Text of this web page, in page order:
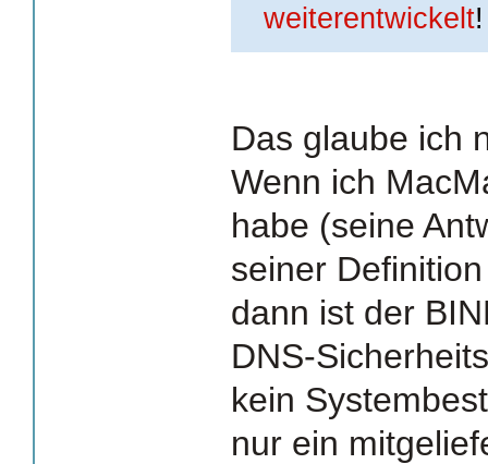
weiterentwickelt!
Das glaube ich
Wenn ich
habe (seine
seiner
dann ist der
DNS-
kein
nur ein